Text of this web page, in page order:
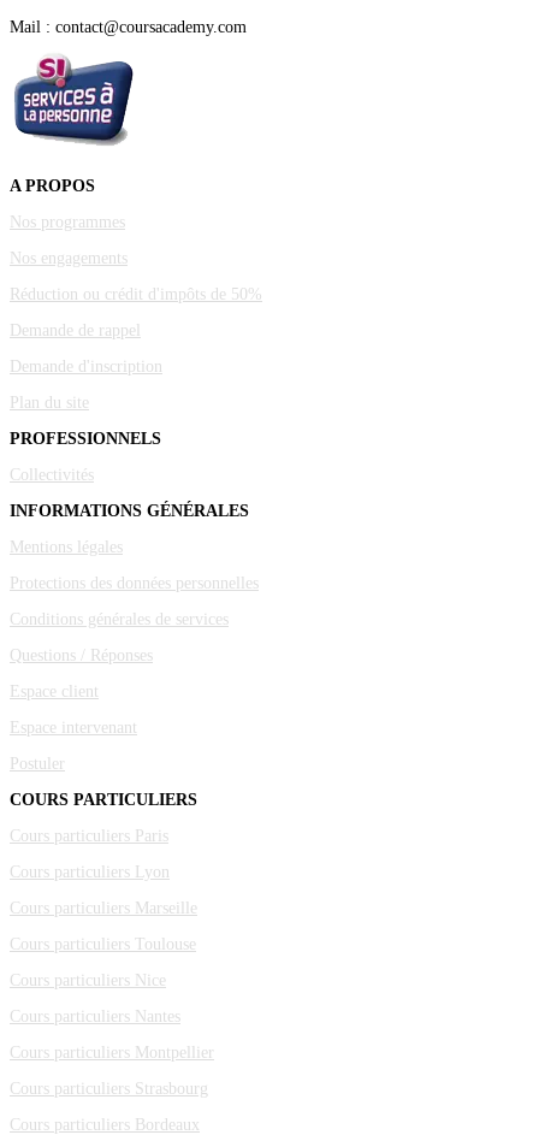
Mail : contact@coursacademy.com
A PROPOS
Nos programmes
Nos engagements
Réduction ou crédit d'impôts de 50%
Demande de rappel
Demande d'inscription
Plan du site
PROFESSIONNELS
Collectivités
INFORMATIONS GÉNÉRALES
Mentions légales
Protections des données personnelles
Conditions générales de services
Questions / Réponses
Espace client
Espace intervenant
Postuler
COURS PARTICULIERS
Cours particuliers Paris
Cours particuliers Lyon
Cours particuliers Marseille
Cours particuliers Toulouse
Cours particuliers Nice
Cours particuliers Nantes
Cours particuliers Montpellier
Cours particuliers Strasbourg
Cours particuliers Bordeaux